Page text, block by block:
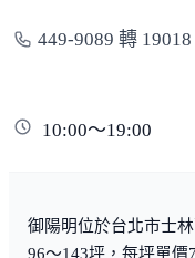
449-9089 轉 19018
10:00～19:00
御陽明位於台北市士
96～143坪，每坪單價